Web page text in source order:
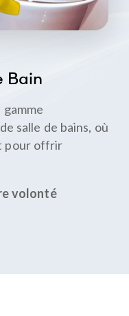
Bain
salle de bains, où
pour offrir
volonté